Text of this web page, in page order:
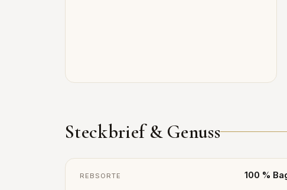
Steckbrief & Genuss
REBSORTE 100 %